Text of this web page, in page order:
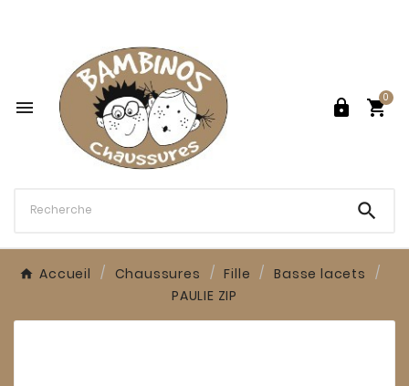
  
0

Accueil Chaussures Fille
Basse lacets
PAULIE ZIP